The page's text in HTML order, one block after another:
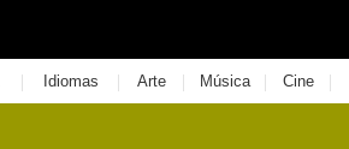
| Idiomas | Arte | Música | Cine |